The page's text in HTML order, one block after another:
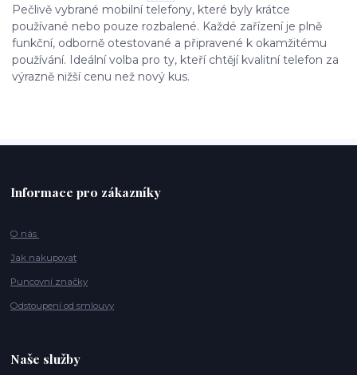
Pečlivě vybrané mobilní telefony, které byly krátce
používané nebo pouze rozbalené. Každé zařízení je plně
funkční, odborně otestované a připravené k okamžitému
používání. Ideální volba pro ty, kteří chtějí kvalitní telefon za
výrazně nižší cenu než nový kus.
Informace pro zákazníky
O nás
Jak nakupovat
Puncovní značky
Odstoupení od smlouvy
Naše služby